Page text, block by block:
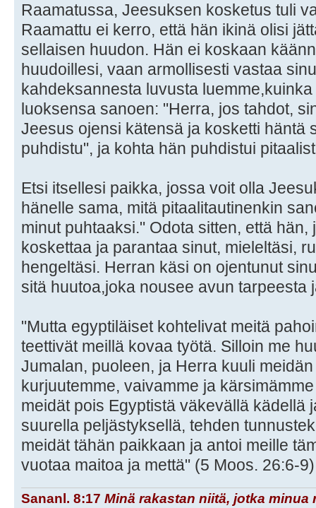
Raamatussa, Jeesuksen kosketus tuli
Raamattu ei kerro, että hän ikinä olisi
sellaisen huudon. Hän ei koskaan
huudoillesi, vaan armollisesti vastaa
kahdeksannesta luvusta
luoksensa sanoen: "Herra, jos tahdot,
Jeesus ojensi kätensä ja kosketti häntä
puhdistu", ja kohta hän puhdistui
Etsi itsellesi paikka, jossa voit olla
hänelle sama, mitä pitaalitautinenkin
minut puhtaaksi." Odota sitten, että
koskettaa ja parantaa sinut, mieleltäsi,
hengeltäsi. Herran käsi on ojentunut
sitä huutoa,joka nousee avun tarpeesta
"Mutta egyptiläiset kohtelivat meitä
teettivät meillä kovaa työtä. Silloin me
Jumalan, puoleen, ja Herra kuuli
kurjuutemme, vaivamme ja
meidät pois Egyptistä väkevällä kädellä
suurella peljästyksellä, tehden
meidät tähän paikkaan ja antoi meille
vuotaa maitoa ja mettä" (5 Moos. 26:6-
Sananl. 8:17 Minä rakastan niitä, jotka minua